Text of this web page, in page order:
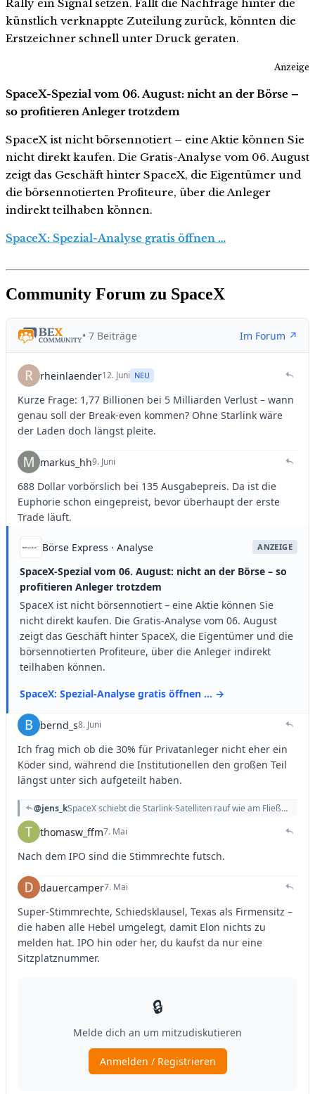
Rally ein Signal setzen. Fällt die Nachfrage hinter die
künstlich verknappte Zuteilung zurück, könnten die
Erstzeichner schnell unter Druck geraten.
Anzeige
SpaceX-Spezial vom 06. August: nicht an der Börse –
so profitieren Anleger trotzdem
SpaceX ist nicht börsennotiert – eine Aktie können Sie
nicht direkt kaufen. Die Gratis-Analyse vom 06. August
zeigt das Geschäft hinter SpaceX, die Eigentümer und
die börsennotierten Profiteure, über die Anleger
indirekt teilhaben können.
SpaceX: Spezial-Analyse gratis öffnen …
Community Forum zu SpaceX